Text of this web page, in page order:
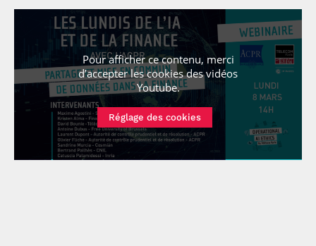
Kristen Alma
Télécharger la présentation Voir la vidéo
Bertrand Pailhès
Pour afficher ce contenu, merci
d’accepter les cookiesdes vidéos
Youtube.
Réglage des cookies